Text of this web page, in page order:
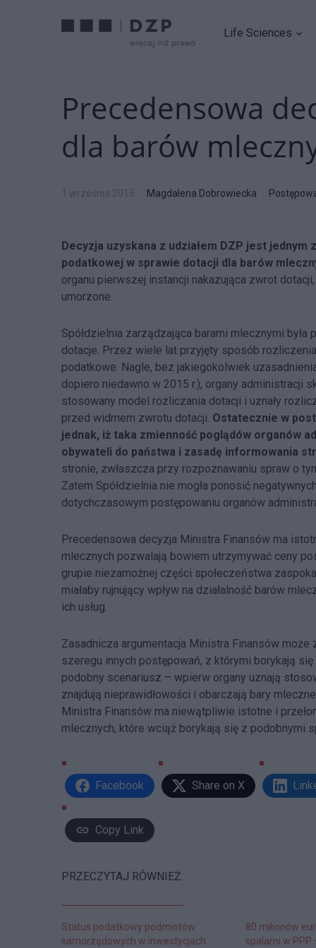
Life Sciences
Precedensowa
dla barów
1 września 2015 Magdalena Dobrowiecka
Decyzja uzyskana z udziałem DZP jest
podatkowej w sprawie dotacji dla barów
organu pierwszej instancji nakazująca zwrot
umorzone.
Spółdzielnia zarządzająca barami mlecznymi była
dotacje. Przez wiele lat przyjęty sposób
podatkowe. Nagle, bez jakiegokolwiek
dopiero niedawno w 2015 r.), organy administracji
stosowany model rozliczania dotacji i uznały
przed widmem zwrotu dotacji. Ostatecznie w
jednak, iż taka zmienność poglądów organów
obywateli do państwa i zasadę informowania
stronie, zwłaszcza przy rozpoznawaniu spraw o
Zatem Spółdzielnia nie mogła ponosić
dotychczasowym postępowaniu organów
Precedensowa decyzja Ministra Finansów ma
mlecznych pozwalają bowiem utrzymywać ceny
grupie niezamożnej części społeczeństwa
miałaby rujnujący wpływ na działalność barów
ich usług.
Zasadnicza argumentacja Ministra Finansów
szeregu innych postępowań, z którymi borykają
podobny scenariusz – wpierw organy uznają
znajdują nieprawidłowości i obarczają bary
Ministra Finansów ma niewątpliwie istotne i
mlecznych, które wciąż borykają się z podobnymi
Facebook Share on X
Copy Link
PRZECZYTAJ RÓWNIEŻ:
Status podatkowy podmiotów
samorządowych w inwestycjach
80 milionów
spalarni w